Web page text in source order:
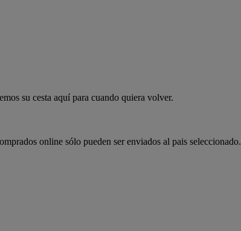
su cesta aquí para cuando quiera volver.
online sólo pueden ser enviados al pais seleccionado.